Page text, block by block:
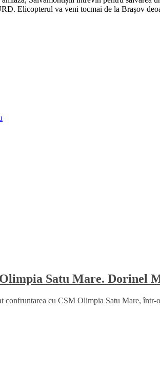
Elicopterul va veni tocmai de la Brașov
Satu Mare. Dorinel
cu CSM Olimpia Satu Mare, într-